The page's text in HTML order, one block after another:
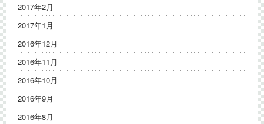
2017年2月
2017年1月
2016年12月
2016年11月
2016年10月
2016年9月
2016年8月